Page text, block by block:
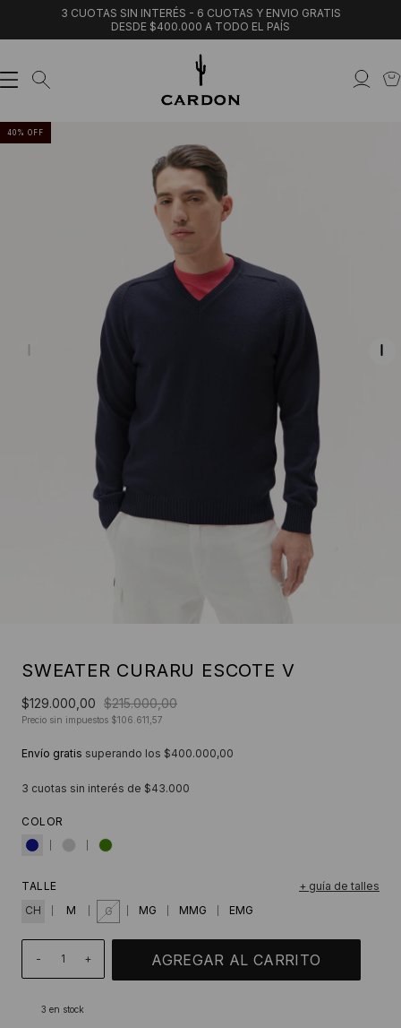
3 CUOTAS SIN INTERÉS - 6 CUOTAS Y ENVIO GRATIS
DESDE $400.000 A TODO EL PAÍS
40 % OFF
SWEATER CURARU ESCOTE V
$129.000,00 $215.000,00
Precio sin impuestos $106.611,57
Envío gratis superando los $400.000,00
3 cuotas sin interés de $43.000
COLOR
TALLE
+ guía de talles
CH
M G MG MMG EMG
- +
3 en stock